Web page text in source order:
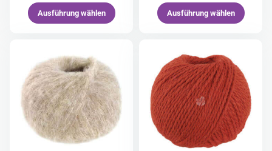
Ausführung wählen Ausführung wählen